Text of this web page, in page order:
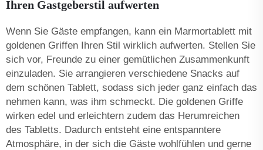
Ihren Gastgeberstil aufwerten
Wenn Sie Gäste empfangen, kann ein Marmortablett mit
goldenen Griffen Ihren Stil wirklich aufwerten. Stellen Sie
sich vor, Freunde zu einer gemütlichen Zusammenkunft
einzuladen. Sie arrangieren verschiedene Snacks auf
dem schönen Tablett, sodass sich jeder ganz einfach das
nehmen kann, was ihm schmeckt. Die goldenen Griffe
wirken edel und erleichtern zudem das Herumreichen
des Tabletts. Dadurch entsteht eine entspanntere
Atmosphäre, in der sich die Gäste wohlfühlen und gerne